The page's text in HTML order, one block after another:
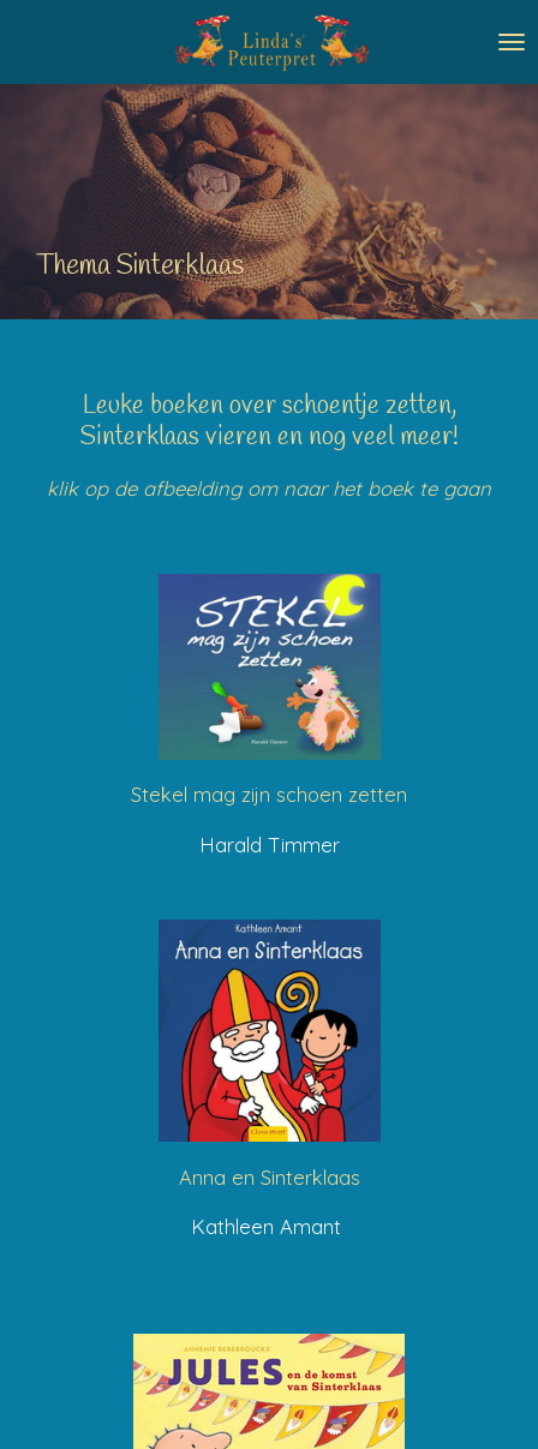
naar
hoofdinhoud
Thema Sinterklaas
Leuke boeken over schoentje zetten,
Sinterklaas vieren en nog veel meer!
klik op de afbeelding om naar het boek te gaan
Stekel mag zijn schoen zetten
Harald Timmer
Anna en Sinterklaas
Kathleen Amant